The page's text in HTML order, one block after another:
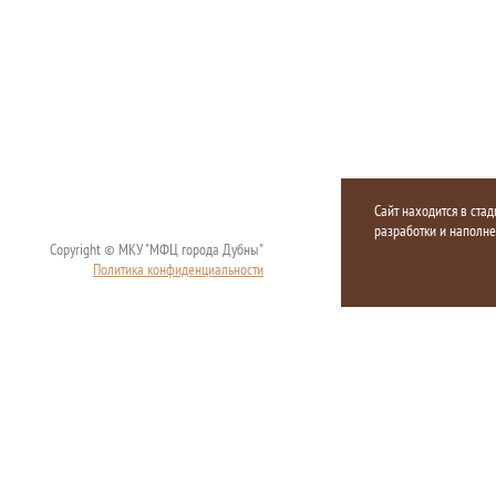
Copyright © МКУ "МФЦ города Дубны"
Политика конфиденциальности
Сайт находится в
разработки и